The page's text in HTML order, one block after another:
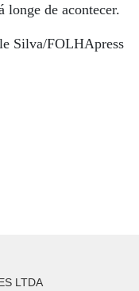
longe de acontecer.
Silva/FOLHApress
LTDA